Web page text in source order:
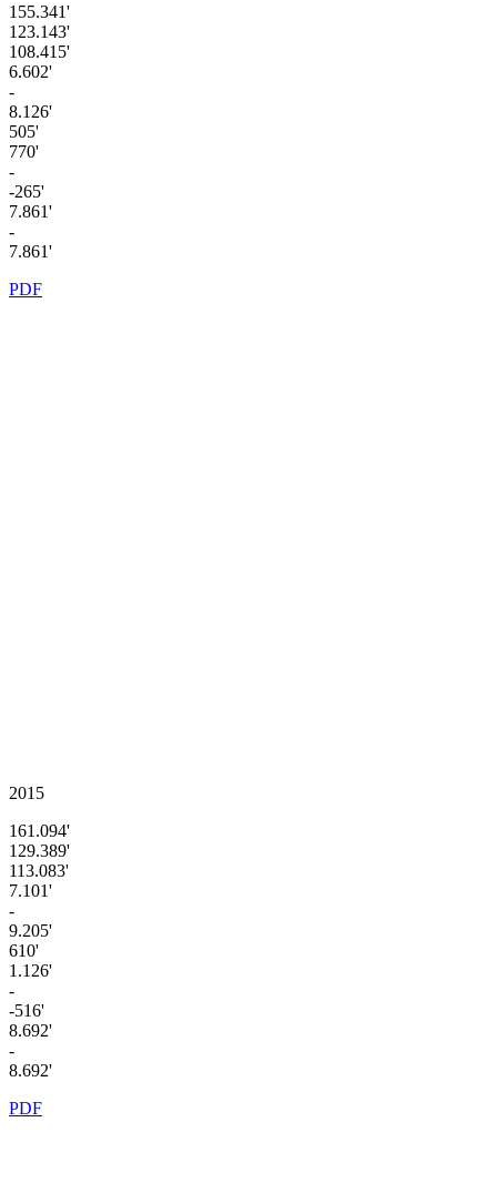
155.341'
123.143'
108.415'
6.602'
-
8.126'
505'
770'
-
-265'
7.861'
-
7.861'
PDF
2015
161.094'
129.389'
113.083'
7.101'
-
9.205'
610'
1.126'
-
-516'
8.692'
-
8.692'
PDF